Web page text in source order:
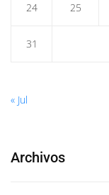
24 25
31
« Jul
Archivos